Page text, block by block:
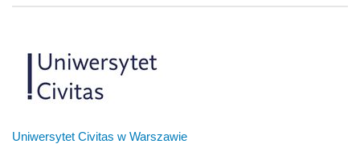
Uniwersytet Civitas w Warszawie